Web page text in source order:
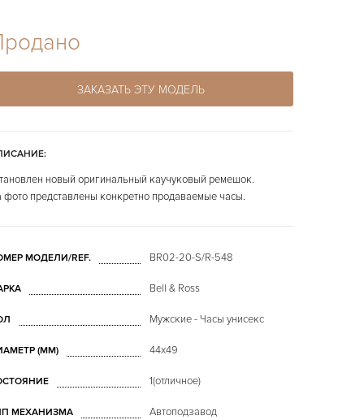
ЗАКАЗАТЬ ЭТУ МОДЕЛЬ
новый оригинальный каучуковый ремешок.
фото представлены конкретно продаваемые часы.
МОДЕЛИ/REF. BR02-20-S/R-548
Bell & Ross
Мужские - Часы унисекс
(MM) 44х49
1(отличное)
МЕХАНИЗМА Автоподзавод